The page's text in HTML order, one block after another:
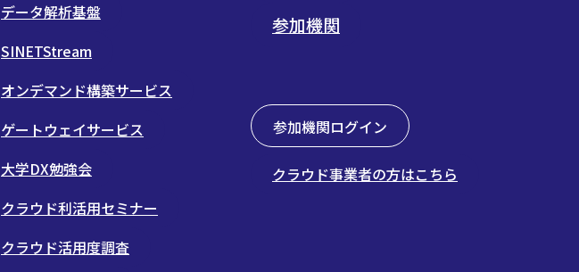
データ解析基盤
SINETStream
オンデマンド構築サービス
ゲートウェイサービス
大学DX勉強会
クラウド利活用セミナー
クラウド活用度調査
参加機関
参加機関ログイン
クラウド事業者の方はこちら